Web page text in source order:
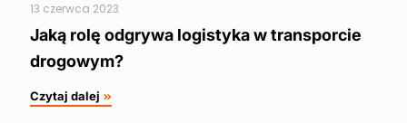
13 czerwca 2023
Jaką rolę odgrywa logistyka w transporcie
drogowym?
Czytaj dalej